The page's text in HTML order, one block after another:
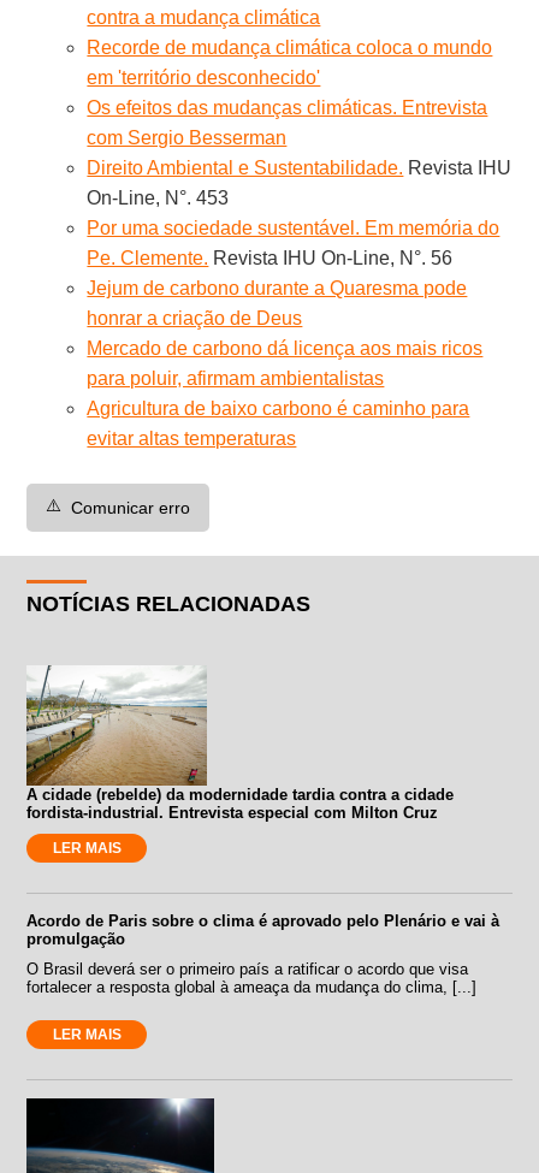
contra a mudança climática
Recorde de mudança climática coloca o mundo
em 'território desconhecido'
Os efeitos das mudanças climáticas. Entrevista
com Sergio Besserman
Direito Ambiental e Sustentabilidade. Revista IHU
On-Line, N°. 453
Por uma sociedade sustentável. Em memória do
Pe. Clemente. Revista IHU On-Line, N°. 56
Jejum de carbono durante a Quaresma pode
honrar a criação de Deus
Mercado de carbono dá licença aos mais ricos
para poluir, afirmam ambientalistas
Agricultura de baixo carbono é caminho para
evitar altas temperaturas
⚠️ Comunicar erro
NOTÍCIAS RELACIONADAS
A cidade (rebelde) da modernidade tardia contra a cidade
fordista-industrial. Entrevista especial com Milton Cruz
LER MAIS
Acordo de Paris sobre o clima é aprovado pelo Plenário e vai à
promulgação
O Brasil deverá ser o primeiro país a ratificar o acordo que visa
fortalecer a resposta global à ameaça da mudança do clima, [...]
LER MAIS